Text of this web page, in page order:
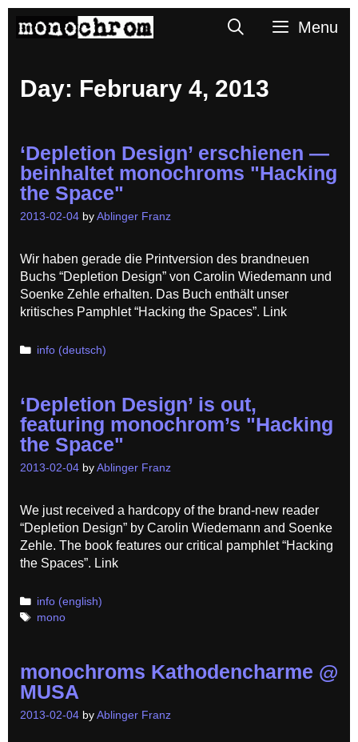
SearchMenu
Day: February 4, 2013
‘Depletion Design’ erschienen —
beinhaltet monochroms "Hacking
the Space"
2013-02-04 by Ablinger Franz
Wir haben gerade die Printversion des brandneuen
Buchs “Depletion Design” von Carolin Wiedemann und
Soenke Zehle erhalten. Das Buch enthält unser
kritisches Pamphlet “Hacking the Spaces”. Link
Categories
info (deutsch)
‘Depletion Design’ is out,
featuring monochrom’s "Hacking
the Space"
2013-02-04 by Ablinger Franz
We just received a hardcopy of the brand-new reader
“Depletion Design” by Carolin Wiedemann and Soenke
Zehle. The book features our critical pamphlet “Hacking
the Spaces”. Link
Categories
info (english)
Tags
mono
monochroms Kathodencharme @
MUSA
2013-02-04 by Ablinger Franz